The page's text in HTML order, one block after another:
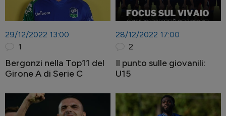
29/12/2022 13:00
1
Bergonzi nella Top11 del
Girone A di Serie C
28/12/2022 17:00
2
Il punto sulle giovanili:
U15